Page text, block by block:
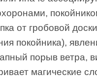
от гробовой
покойника),
порыв ветра,
магические